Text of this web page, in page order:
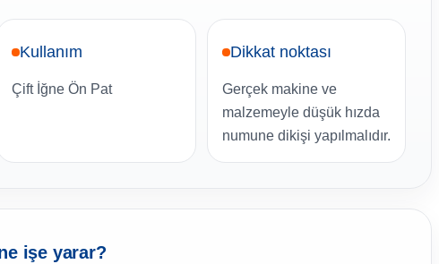
Kullanım
Çift İğne Ön Pat
Dikkat noktası
Gerçek makine ve
malzemeyle düşük hızda
numune dikişi yapılmalıdır.
işe yarar?